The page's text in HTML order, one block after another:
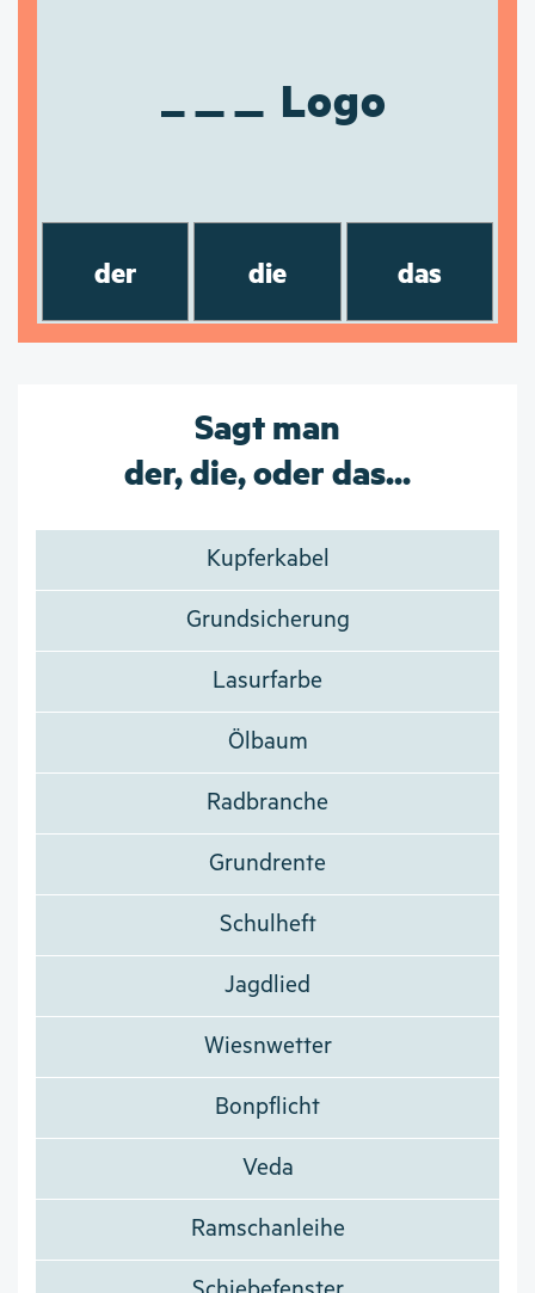
Logo
der die das
Sagt man
der, die, oder das...
Kupferkabel
Grundsicherung
Lasurfarbe
Ölbaum
Radbranche
Grundrente
Schulheft
Jagdlied
Wiesnwetter
Bonpflicht
Veda
Ramschanleihe